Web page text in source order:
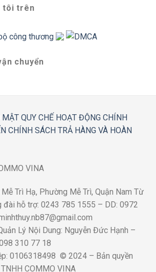
tôi trên
chuyển
MẬT QUY CHẾ HOẠT ĐỘNG CHÍNH
CHÍNH SÁCH TRẢ HÀNG VÀ HOÀN
VINA
Trì Hạ, Phường Mễ Trì, Quận Nam Từ
đài hỗ trợ: 0243 785 1555 – DD: 0972
Lý Nội Dung: Nguyễn Đức Hạnh –
310 77 18
0106318498 © 2024 – Bản quyền
COMMO VINA